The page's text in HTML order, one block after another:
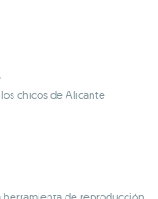
chicos de Alicante